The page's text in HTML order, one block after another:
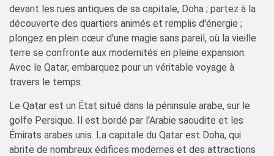
devant les rues antiques de sa capitale, Doha ; partez à la
découverte des quartiers animés et remplis d'énergie ;
plongez en plein cœur d'une magie sans pareil, où la vieille
terre se confronte aux modernités en pleine expansion.
Avec le Qatar, embarquez pour un véritable voyage à
travers le temps.
Le Qatar est un État situé dans la péninsule arabe, sur le
golfe Persique. Il est bordé par l'Arabie saoudite et les
Émirats arabes unis. La capitale du Qatar est Doha, qui
abrite de nombreux édifices modernes et des attractions